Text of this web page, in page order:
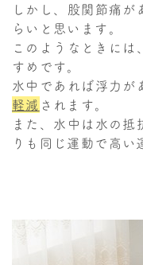
しかし、股関節痛
らいと思います。
このようなときには、
すめです。
水中であれば浮力が
軽減 されます。
また、水中は水の抵
りも同じ運動で高い